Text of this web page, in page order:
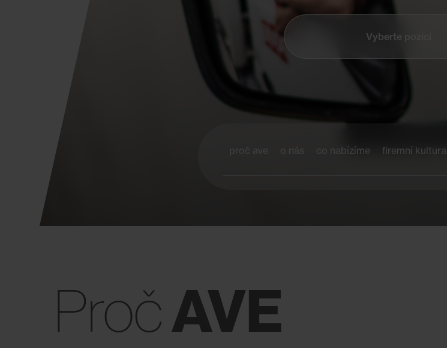
Vyberte pozici
proč ave o nás co nabízíme firemní kultura
PročAVE